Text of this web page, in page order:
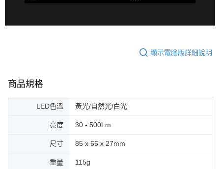
顯示電腦版詳細說明
商品規格
LED色溫 黃光/自然光/白光
亮度 30 - 500Lm
尺寸 85 x 66 x 27mm
重量 115g